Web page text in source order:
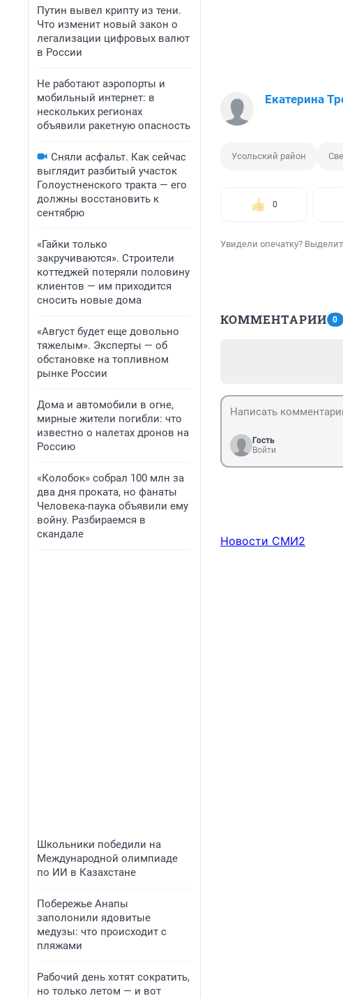
Путин вывел крипту из тени.
Что изменит новый закон о
легализации цифровых валют
в России
Не работают аэропорты и
мобильный интернет: в
нескольких регионах
объявили ракетную опасность
Сняли асфальт. Как сейчас
выглядит разбитый участок
Голоустненского тракта — его
должны восстановить к
сентябрю
«Гайки только
закручиваются». Строители
коттеджей потеряли половину
клиентов — им приходится
сносить новые дома
«Август будет еще довольно
тяжелым». Эксперты — об
обстановке на топливном
рынке России
Дома и автомобили в огне,
мирные жители погибли: что
известно о налетах дронов на
Россию
«Колобок» собрал 100 млн за
два дня проката, но фанаты
Человека-паука объявили ему
войну. Разбираемся в
скандале
Школьники победили на
Международной олимпиаде
по ИИ в Казахстане
Побережье Анапы
заполонили ядовитые
медузы: что происходит с
пляжами
Рабочий день хотят сократить,
но только летом — и вот
Екатерина
Усольский район
0
Увидели опечатку?
КОММЕНТАРИИ 0
Гость
Войти
Новости СМИ2